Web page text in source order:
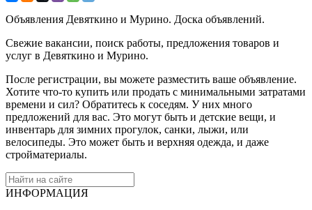
Объявления Девяткино и Мурино. Доска объявлений.
Свежие вакансии, поиск работы, предложения товаров и
услуг в Девяткино и Мурино.
После регистрации, вы можете разместить ваше объявление.
Хотите что-то купить или продать с минимальными затратами
времени и сил? Обратитесь к соседям. У них много
предложений для вас. Это могут быть и детские вещи, и
инвентарь для зимних прогулок, санки, лыжи, или
велосипеды. Это может быть и верхняя одежда, и даже
стройматериалы.
ИНФОРМАЦИЯ